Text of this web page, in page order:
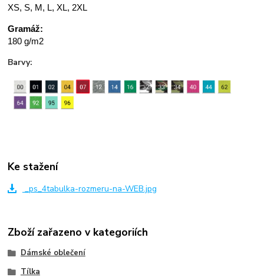
XS, S, M, L, XL, 2XL
Gramáž:
180 g/m2
Barvy:
Ke stažení
_ps_4tabulka-rozmeru-na-WEB.jpg
Zboží zařazeno v kategoriích
Dámské oblečení
Tílka